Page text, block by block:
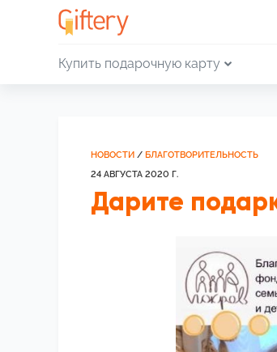
Купить подарочную карту
НОВОСТИ / БЛАГОТВОРИТЕЛЬНОСТЬ
24 АВГУСТА 2020 Г.
Дарите